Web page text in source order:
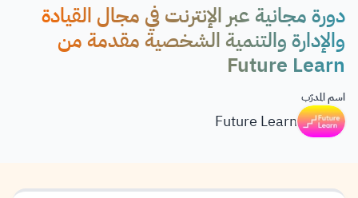
دورة مجانية عبر الإنترنت في مجال القيادة
والإدارة والتنمية الشخصية مقدمة من
Future Learn
اسم المدرّب
Future Learn